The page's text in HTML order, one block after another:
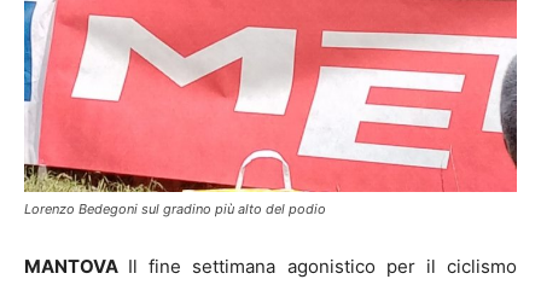
Lorenzo Bedegoni sul gradino più alto del podio
MANTOVA Il fine settimana agonistico per il ciclismo